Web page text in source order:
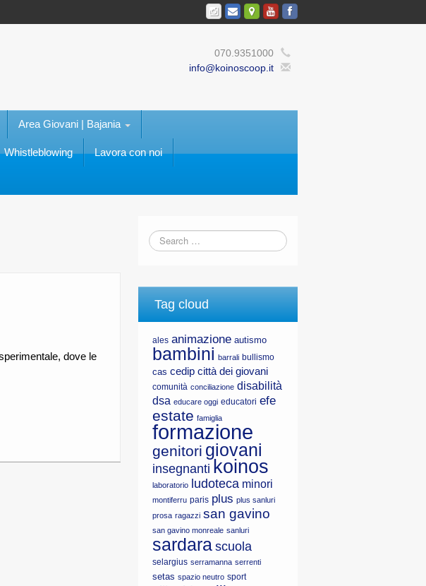
070.9351000
info@koinoscoop.it
Area Giovani | Bajania
Whistleblowing Lavora con noi
dove le
Tag cloud
ales animazione autismo
bambini barrali bullismo
cas cedip città dei giovani
comunità conciliazione disabilità
dsa educare oggi educatori efe
estate famiglia
formazione
genitori giovani
insegnanti koinos
laboratorio ludoteca minori
montiferru paris plus plus sanluri
prosa ragazzi san gavino
san gavino monreale sanluri
sardara scuola
selargius serramanna serrenti
setas spazio neutro sport